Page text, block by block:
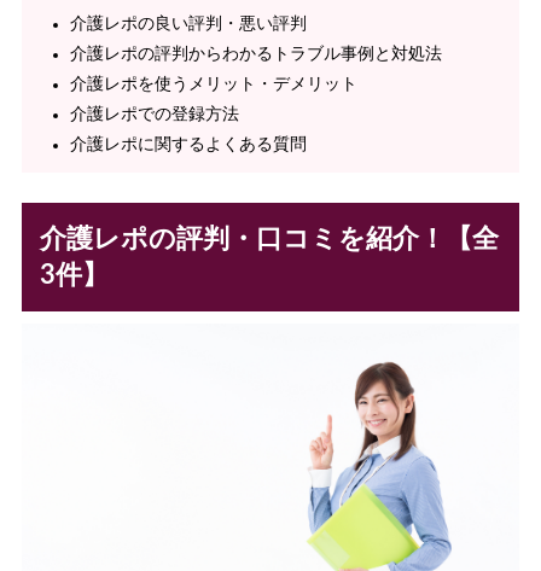
介護レポの良い評判・悪い評判
介護レポの評判からわかるトラブル事例と対処法
介護レポを使うメリット・デメリット
介護レポでの登録方法
介護レポに関するよくある質問
介護レポの評判・口コミを紹介！【全
3件】